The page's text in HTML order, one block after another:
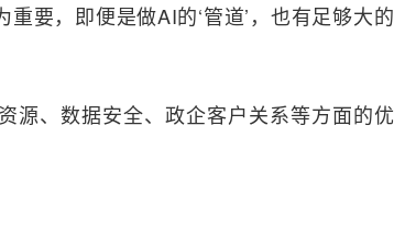
要，即便是做AI的‘管道’，也有足够大的
源、数据安全、政企客户关系等方面的优